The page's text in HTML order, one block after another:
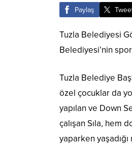
Paylaş
Tuzla Belediyesi
Belediyesi’nin
Tuzla Belediye
özel çocuklar da
yapılan ve Down
çalışan Sıla, hem
yaparken